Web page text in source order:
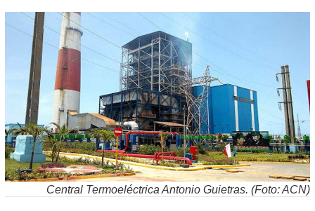
Central Termoeléctrica Antonio Guietras. (Foto: ACN)